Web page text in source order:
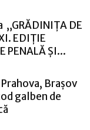
„GRĂDINIȚA DE
EDIȚIE
PENALĂ ȘI...
Brașov
galben de